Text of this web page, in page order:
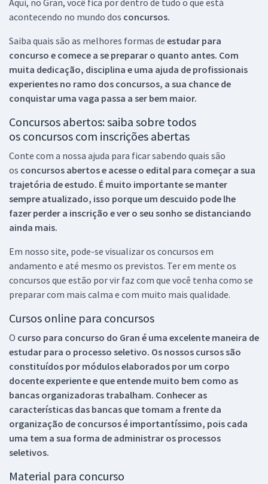
Aqui, no Gran, você fica por dentro de tudo o que está
acontecendo no mundo dos concursos.
Saiba quais são as melhores formas de estudar para
concurso e comece a se preparar o quanto antes. Com
muita dedicação, disciplina e uma ajuda de profissionais
experientes no ramo dos concursos, a sua chance de
conquistar uma vaga passa a ser bem maior.
Concursos abertos: saiba sobre todos
os concursos com inscrições abertas
Conte com a nossa ajuda para ficar sabendo quais são
os concursos abertos e acesse o edital para começar a sua
trajetória de estudo. É muito importante se manter
sempre atualizado, isso porque um descuido pode lhe
fazer perder a inscrição e ver o seu sonho se distanciando
ainda mais.
Em nosso site, pode-se visualizar os concursos em
andamento e até mesmo os previstos. Ter em mente os
concursos que estão por vir faz com que você tenha como se
preparar com mais calma e com muito mais qualidade.
Cursos online para concursos
O curso para concurso do Gran é uma excelente maneira de
estudar para o processo seletivo. Os nossos cursos são
constituídos por módulos elaborados por um corpo
docente experiente e que entende muito bem como as
bancas organizadoras trabalham. Conhecer as
características das bancas que tomam a frente da
organização de concursos é importantíssimo, pois cada
uma tem a sua forma de administrar os processos
seletivos.
Material para concurso